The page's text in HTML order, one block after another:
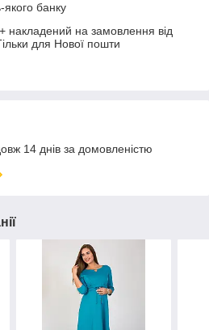
банку
на замовлення від
для Нової пошти
14 днів за домовленістю